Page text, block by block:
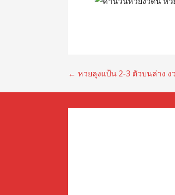
แนะแนว
เรื่อง
← หวยลุงแป้น 2-3 ตัวบนล่าง ง